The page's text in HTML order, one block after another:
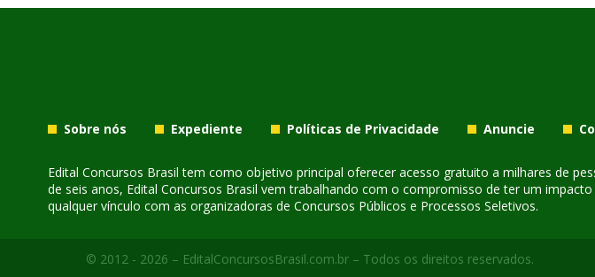
Sobre nós Expediente Políticas de Privacidade Anuncie
Edital Concursos Brasil tem como objetivo principal oferecer acesso gratuito a milhares de
de seis anos, Edital Concursos Brasil vem trabalhando com o compromisso de ter um
qualquer vínculo com as organizadoras de Concursos Públicos e Processos Seletivos.
© 2012 - 2026 – EditalConcursosBrasil.com.br – Todos os direitos reservados.